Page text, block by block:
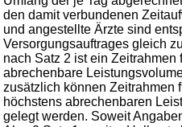
den damit verbundenen
und angestellte Ärzte sind
Versorgungsauftrages gleich
nach Satz 2 ist ein Zeitrahmen
abrechenbare
zusätzlich können Zeitrahmen
höchstens abrechenbaren
gelegt werden. Soweit